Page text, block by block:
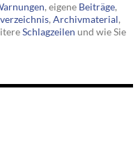
, eigene Beiträge,
, Archivmaterial,
Schlagzeilen und wie Sie